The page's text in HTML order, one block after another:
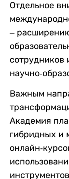
Отдельное
–
научно-
Важным
Академия
гибридных и
онлайн-